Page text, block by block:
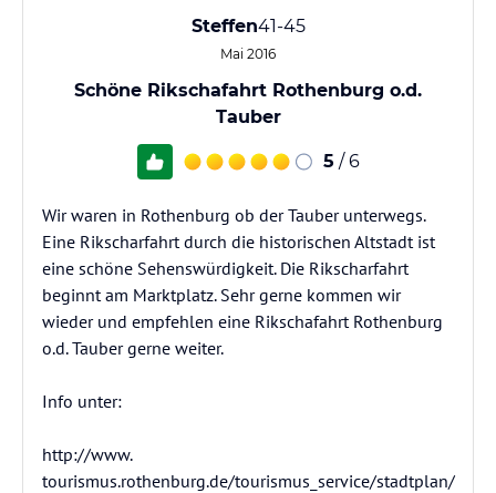
Steffen41-45
Mai 2016
Schöne Rikschafahrt Rothenburg o.d.
Tauber
5 / 6
Wir waren in Rothenburg ob der Tauber unterwegs.
Eine Rikscharfahrt durch die historischen Altstadt ist
eine schöne Sehenswürdigkeit. Die Rikscharfahrt
beginnt am Marktplatz. Sehr gerne kommen wir
wieder und empfehlen eine Rikschafahrt Rothenburg
o.d. Tauber gerne weiter.
Info unter:
http://www.
tourismus.rothenburg.de/tourismus_service/stadtplan/